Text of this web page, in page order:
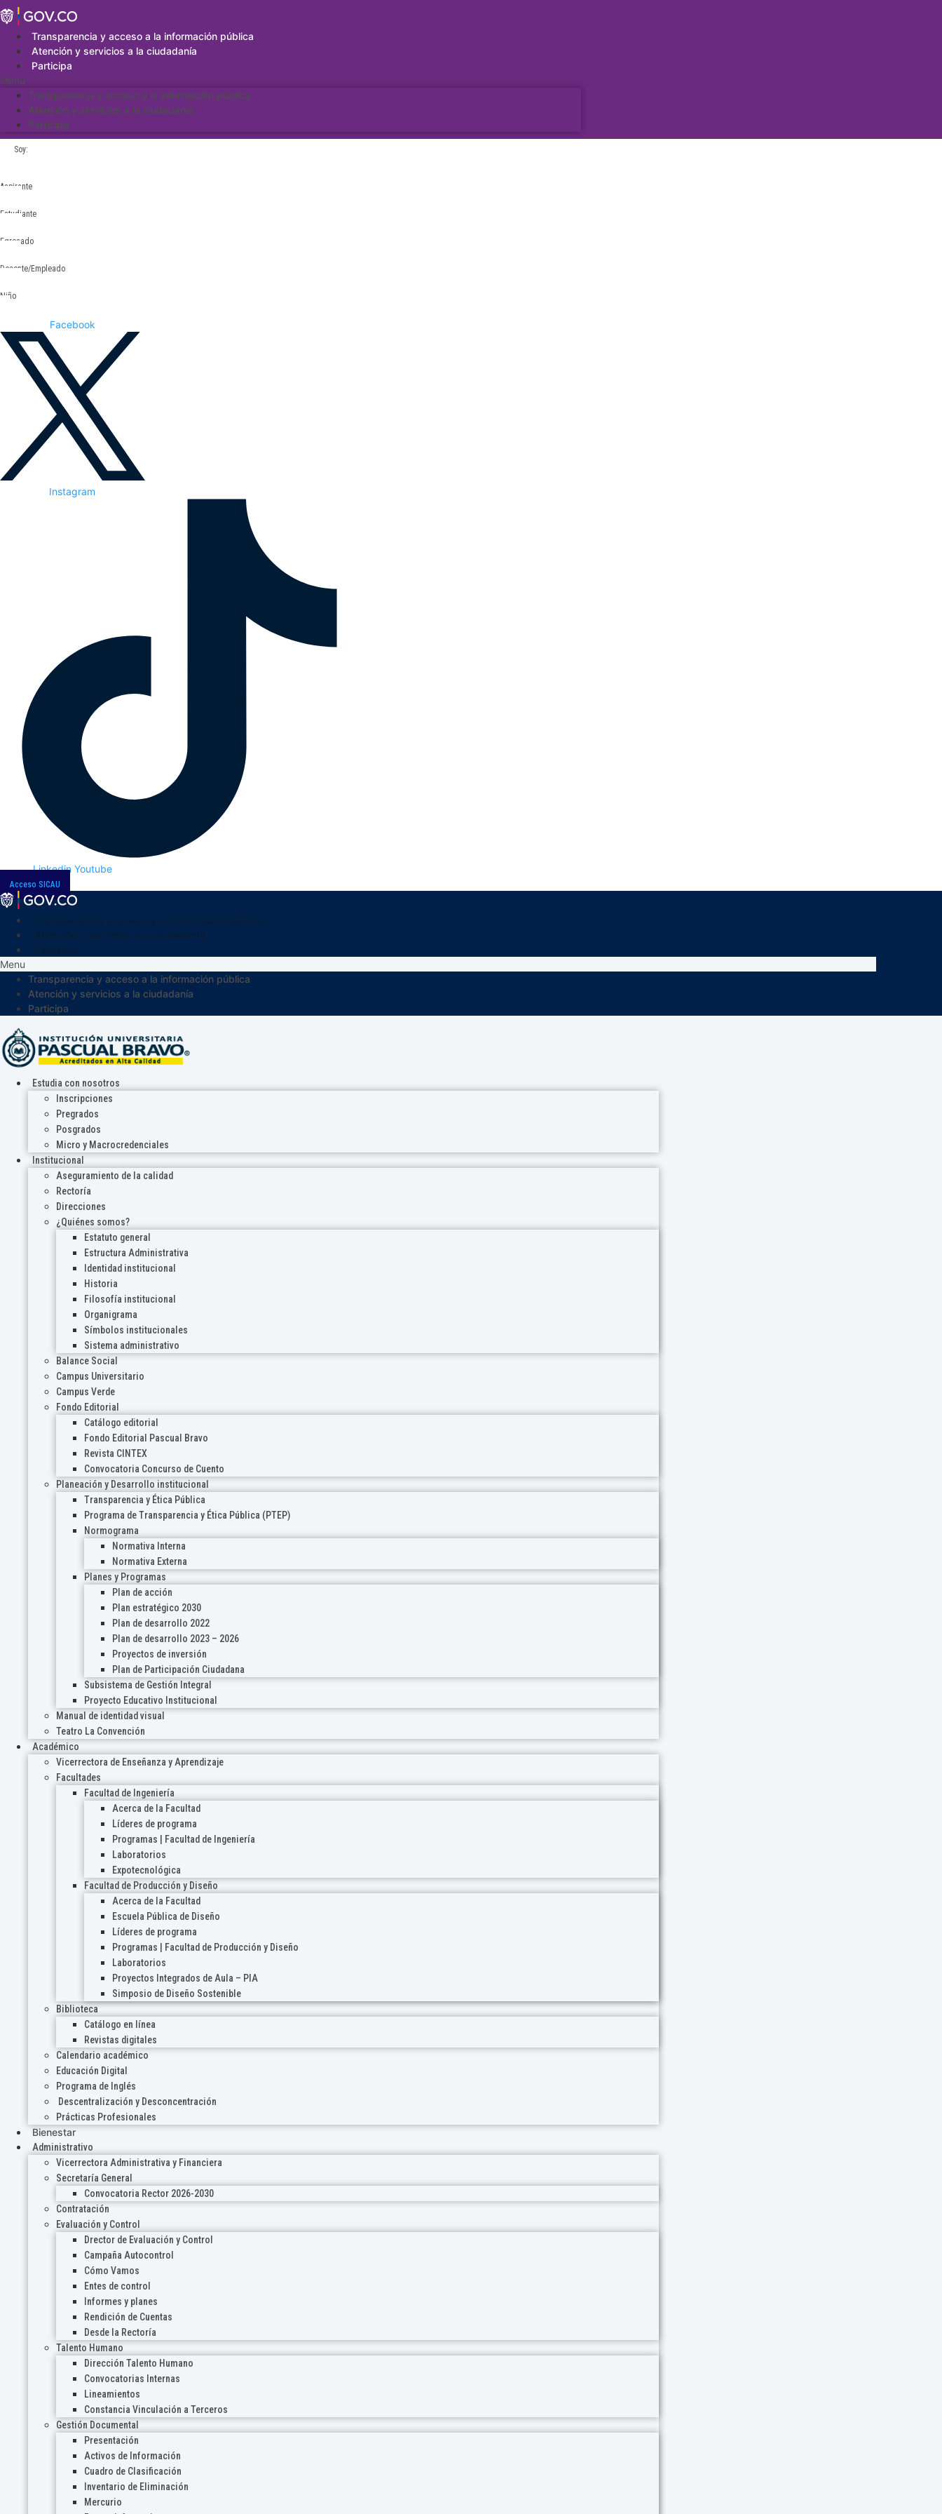
Saltar
al
contenidoTransparencia y acceso a la información pública
Atención y servicios a la ciudadanía
Participa
Menu
Transparencia y acceso a la información pública
Atención y servicios a la ciudadanía
Participa
Soy:
Aspirante
Estudiante
Egresado
Docente/Empleado
Niño
Facebook
Instagram
Linkedin Youtube
Acceso SICAU
Menu
Transparencia y acceso a la información pública
Atención y servicios a la ciudadanía
Participa
Estudia con nosotros
Inscripciones
Pregrados
Posgrados
Micro y Macrocredenciales
Institucional
Aseguramiento de la calidad
Rectoría
Direcciones
¿Quiénes somos?
Estatuto general
Estructura Administrativa
Identidad institucional
Historia
Filosofía institucional
Organigrama
Símbolos institucionales
Sistema administrativo
Balance Social
Campus Universitario
Campus Verde
Fondo Editorial
Catálogo editorial
Fondo Editorial Pascual Bravo
Revista CINTEX
Convocatoria Concurso de Cuento
Planeación y Desarrollo institucional
Transparencia y Ética Pública
Programa de Transparencia y Ética Pública (PTEP)
Normograma
Normativa Interna
Normativa Externa
Planes y Programas
Plan de acción
Plan estratégico 2030
Plan de desarrollo 2022
Plan de desarrollo 2023 – 2026
Proyectos de inversión
Plan de Participación Ciudadana
Subsistema de Gestión Integral
Proyecto Educativo Institucional
Manual de identidad visual
Teatro La Convención
Académico
Vicerrectora de Enseñanza y Aprendizaje
Facultades
Facultad de Ingeniería
Acerca de la Facultad
Líderes de programa
Programas | Facultad de Ingeniería
Laboratorios
Expotecnológica
Facultad de Producción y Diseño
Acerca de la Facultad
Escuela Pública de Diseño
Líderes de programa
Programas | Facultad de Producción y Diseño
Laboratorios
Proyectos Integrados de Aula – PIA
Simposio de Diseño Sostenible
Biblioteca
Catálogo en línea
Revistas digitales
Calendario académico
Educación Digital
Programa de Inglés
Descentralización y Desconcentración
Prácticas Profesionales
Bienestar
Administrativo
Vicerrectora Administrativa y Financiera
Secretaría General
Convocatoria Rector 2026-2030
Contratación
Evaluación y Control
Drector de Evaluación y Control
Campaña Autocontrol
Cómo Vamos
Entes de control
Informes y planes
Rendición de Cuentas
Desde la Rectoría
Talento Humano
Dirección Talento Humano
Convocatorias Internas
Lineamientos
Constancia Vinculación a Terceros
Gestión Documental
Presentación
Activos de Información
Cuadro de Clasificación
Inventario de Eliminación
Mercurio